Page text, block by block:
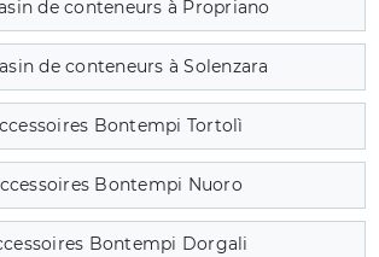
de conteneurs à Propriano
de conteneurs à Solenzara
Bontempi Tortolì
Bontempi Nuoro
Bontempi Dorgali